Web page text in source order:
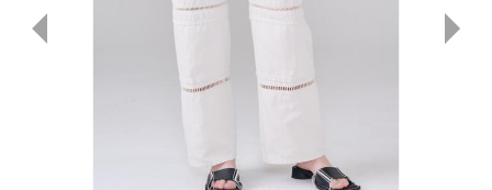
KNIT : ニット
SHIRT : シャツ